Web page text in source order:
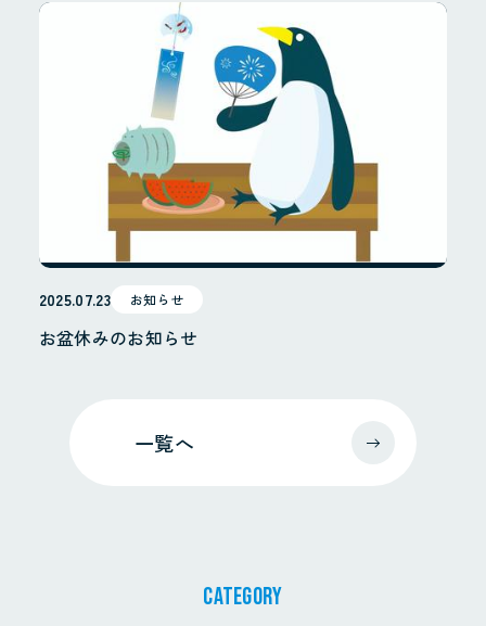
採用サイト
個人情報保護方針
2025.07.23 お知らせ
お盆休みのお知らせ
一覧へ
CATEGORY